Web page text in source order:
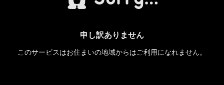
申し訳ありません
このサービスはお住まいの地域からはご利用になれません。